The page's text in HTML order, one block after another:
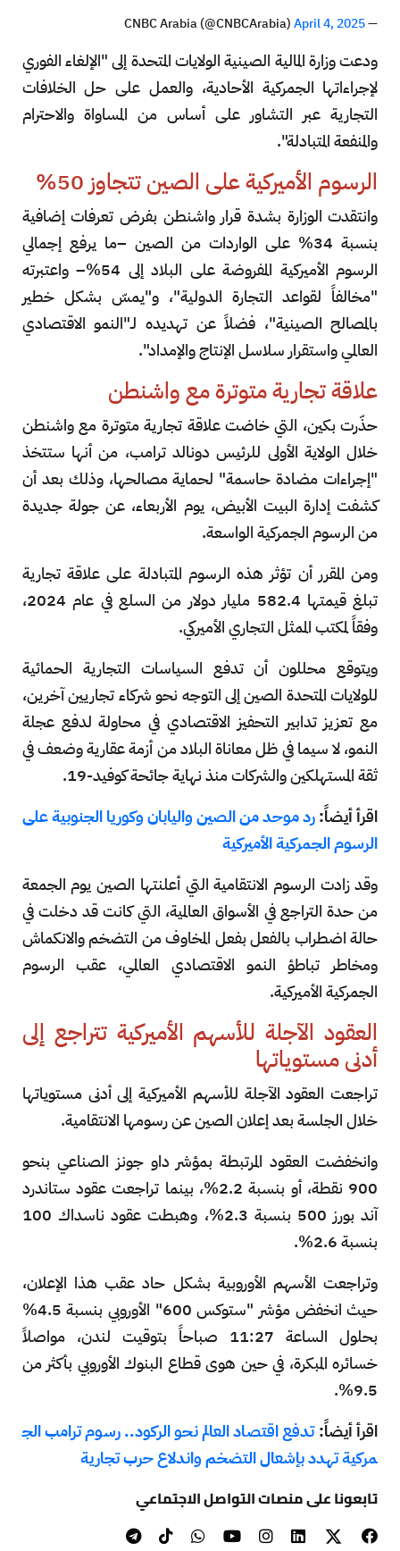
— CNBC Arabia (@CNBCArabia)
April 4, 2025
ودعت وزارة المالية الصينية الولايات المتحدة إلى "الإلغاء الفوري
لإجراءاتها الجمركية الأحادية، والعمل على حل الخلافات
التجارية عبر التشاور على أساس من المساواة والاحترام
والمنفعة المتبادلة".
الرسوم الأميركية على الصين تتجاوز 50%
وانتقدت الوزارة بشدة قرار واشنطن بفرض تعرفات إضافية
بنسبة 34% على الواردات من الصين –ما يرفع إجمالي
الرسوم الأميركية المفروضة على البلاد إلى 54%– واعتبرته
"مخالفاً لقواعد التجارة الدولية"، و"يمسّ بشكل خطير
بالمصالح الصينية"، فضلاً عن تهديده لـ"النمو الاقتصادي
العالمي واستقرار سلاسل الإنتاج والإمداد".
علاقة تجارية متوترة مع واشنطن
حذّرت بكين، التي خاضت علاقة تجارية متوترة مع واشنطن
خلال الولاية الأولى للرئيس دونالد ترامب، من أنها ستتخذ
"إجراءات مضادة حاسمة" لحماية مصالحها، وذلك بعد أن
كشفت إدارة البيت الأبيض، يوم الأربعاء، عن جولة جديدة
من الرسوم الجمركية الواسعة.
ومن المقرر أن تؤثر هذه الرسوم المتبادلة على علاقة تجارية
تبلغ قيمتها 582.4 مليار دولار من السلع في عام 2024،
وفقاً لمكتب الممثل التجاري الأميركي.
ويتوقع محللون أن تدفع السياسات التجارية الحمائية
للولايات المتحدة الصين إلى التوجه نحو شركاء تجاريين آخرين،
مع تعزيز تدابير التحفيز الاقتصادي في محاولة لدفع عجلة
النمو، لا سيما في ظل معاناة البلاد من أزمة عقارية وضعف في
ثقة المستهلكين والشركات منذ نهاية جائحة كوفيد-19.
اقرأ أيضاً:رد موحد من الصين واليابان وكوريا الجنوبية على
الرسوم الجمركية الأميركية
وقد زادت الرسوم الانتقامية التي أعلنتها الصين يوم الجمعة
من حدة التراجع في الأسواق العالمية، التي كانت قد دخلت في
حالة اضطراب بالفعل بفعل المخاوف من التضخم والانكماش
ومخاطر تباطؤ النمو الاقتصادي العالمي، عقب الرسوم
الجمركية الأميركية.
العقود الآجلة للأسهم الأميركية تتراجع إلى
أدنى مستوياتها
تراجعت العقود الآجلة للأسهم الأميركية إلى أدنى مستوياتها
خلال الجلسة بعد إعلان الصين عن رسومها الانتقامية.
وانخفضت العقود المرتبطة بمؤشر داو جونز الصناعي بنحو
900 نقطة، أو بنسبة 2.2%، بينما تراجعت عقود ستاندرد
آند بورز 500 بنسبة 2.3%، وهبطت عقود ناسداك 100
بنسبة 2.6%.
وتراجعت الأسهم الأوروبية بشكل حاد عقب هذا الإعلان،
حيث انخفض مؤشر "ستوكس 600" الأوروبي بنسبة 4.5%
بحلول الساعة 11:27 صباحاً بتوقيت لندن، مواصلاً
خسائره المبكرة، في حين هوى قطاع البنوك الأوروبي بأكثر من
9.5%.
اقرأ أيضاً:تدفع اقتصاد العالم نحو الركود.. رسوم ترامب الج
مركية تهدد بإشعال التضخم واندلاع حرب تجارية
تابعونا على منصات التواصل الاجتماعي